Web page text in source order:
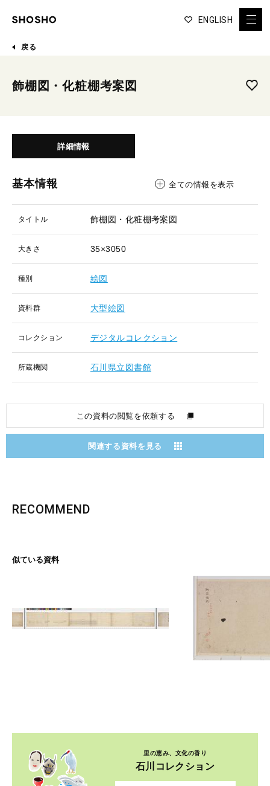
ENGLISH
戻る
飾棚図・化粧棚考案図
詳細情報
基本情報 全ての情報を表示
タイトル 飾棚図・化粧棚考案図
大きさ 35×3050
種別 絵図
資料群 大型絵図
コレクション デジタルコレクション
所蔵機関 石川県立図書館
この資料の閲覧を依頼する
関連する資料を見る
RECOMMEND
似ている資料
里の恵み、文化の香り
石川コレクション